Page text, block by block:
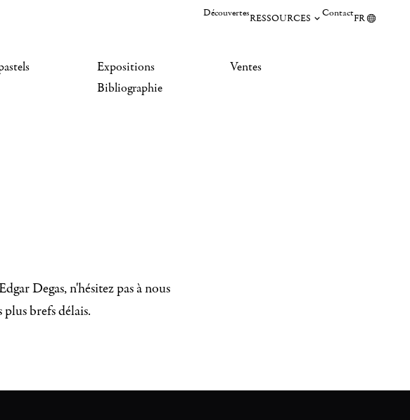
DécouvertesRESSOURCES ContactFR
Expositions
Bibliographie
Ventes
Degas, n'hésitez pas à nous
brefs délais.